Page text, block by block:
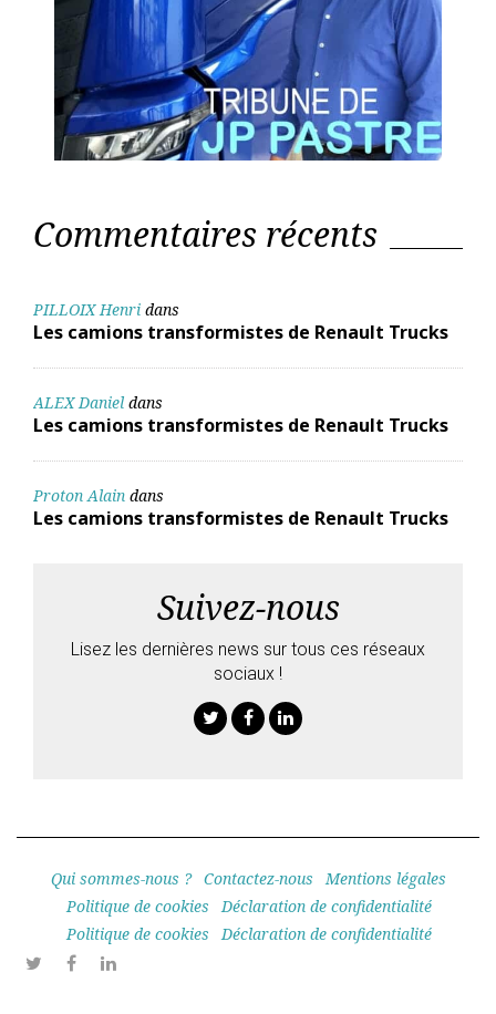
Commentaires récents
PILLOIX Henri dans
Les camions transformistes de Renault Trucks
ALEX Daniel dans
Les camions transformistes de Renault Trucks
Proton Alain dans
Les camions transformistes de Renault Trucks
Suivez-nous
Lisez les dernières news sur tous ces réseaux
sociaux !
Qui sommes-nous ? Contactez-nous
Mentions légales
Politique de cookies
Déclaration de confidentialité
Politique de cookies
Déclaration de confidentialité